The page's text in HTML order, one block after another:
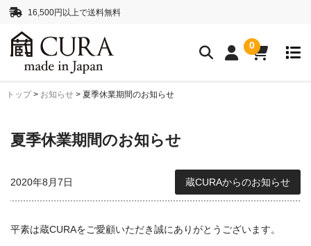
16,500円以上で送料無料
0
クリーニングアイテム
抗菌・消臭・防カビスプレー
トップ> お知らせ> 夏季休業期間のお知らせ
夏季休業期間のお知らせ
2020年8月7日 蔵CURAからのお知らせ
平素は蔵CURAをご愛顧いただき誠にありがとうございます。